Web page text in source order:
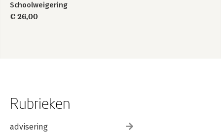
Schoolweigering
€ 26,00
Rubrieken
advisering